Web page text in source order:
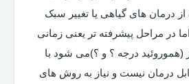
از درمان های گیاهی یا تغییر سبک
در مراحل پیشرفته تر یعنی زمانی
(هموروئید درجه ؟ و ؟)می شود با
درمان نیست و نیاز به روش های